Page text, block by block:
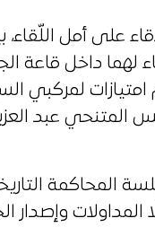
على أمل اللّقاء،
لهما داخل قاعة
لمركبي
المتنحي عبد
المحاكمة
مساء، مؤجلا المداولات